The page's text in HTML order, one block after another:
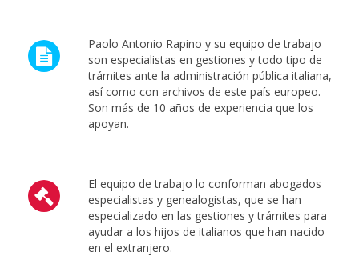
Paolo Antonio Rapino y su equipo de trabajo
son especialistas en gestiones y todo tipo de
trámites ante la administración pública italiana,
así como con archivos de este país europeo.
Son más de 10 años de experiencia que los
apoyan.
El equipo de trabajo lo conforman abogados
especialistas y genealogistas, que se han
especializado en las gestiones y trámites para
ayudar a los hijos de italianos que han nacido
en el extranjero.